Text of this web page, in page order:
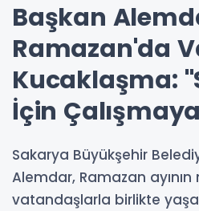
Başkan
Ramazan'da
Kucaklaşma:
İçin
Sakarya Büyükşehir
Alemdar, Ramazan
vatandaşlarla birlikte